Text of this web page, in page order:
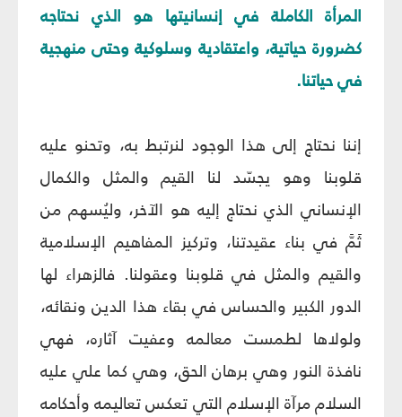
المرأة الكاملة في إنسانيتها هو الذي نحتاجه
كضرورة حياتية، واعتقادية وسلوكية وحتى منهجية
في حياتنا.
إننا نحتاج إلى هذا الوجود لنرتبط به، وتحنو عليه
قلوبنا وهو يجسّد لنا القيم والمثل والكمال
الإنساني الذي نحتاج إليه هو الآخر، وليُسهم من
ثَمّ‏َ في بناء عقيدتنا، وتركيز المفاهيم الإسلامية
والقيم والمثل في قلوبنا وعقولنا. فالزهراء لها
الدور الكبير والحساس في بقاء هذا الدين ونقائه،
ولولاها لطمست معالمه وعفيت آثاره، فهي
نافذة النور وهي برهان الحق، وهي كما علي عليه
السلام مرآة الإسلام التي تعكس تعاليمه وأحكامه